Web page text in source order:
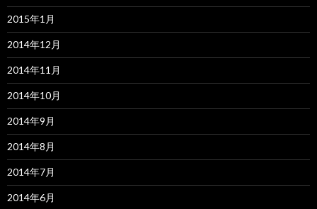
2015年1月
2014年12月
2014年11月
2014年10月
2014年9月
2014年8月
2014年7月
2014年6月